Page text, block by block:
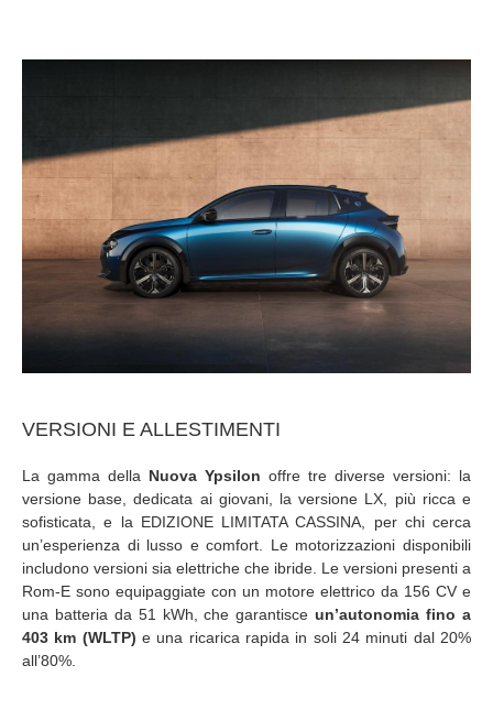
VERSIONI E ALLESTIMENTI
La gamma della Nuova Ypsilon offre tre diverse versioni: la
versione base, dedicata ai giovani, la versione LX, più ricca e
sofisticata, e la EDIZIONE LIMITATA CASSINA, per chi cerca
un’esperienza di lusso e comfort. Le motorizzazioni disponibili
includono versioni sia elettriche che ibride. Le versioni presenti a
Rom-E sono equipaggiate con un motore elettrico da 156 CV e
una batteria da 51 kWh, che garantisce un’autonomia fino a
403 km (WLTP) e una ricarica rapida in soli 24 minuti dal 20%
all’80%.